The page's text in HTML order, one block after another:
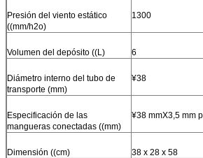
Presión del viento estático
((mm/h2o)
1300
Volumen del depósito ((L) 6
Diámetro interno del tubo de
transporte (mm)
¥38
Especificación de las
mangueras conectadas ((mm)
¥38 mmX3,5 mm
Dimensión ((cm) 38 x 28 x 58